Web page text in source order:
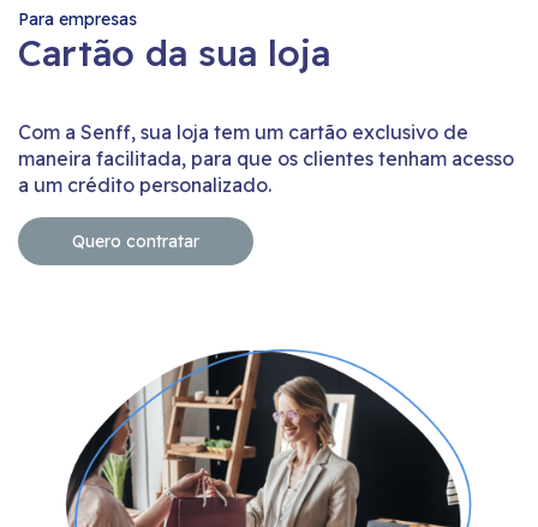
Para empresas
Cartão da sua loja
Com a Senff, sua loja tem um cartão exclusivo de
maneira facilitada, para que os clientes tenham acesso
a um crédito personalizado.
Quero contratar